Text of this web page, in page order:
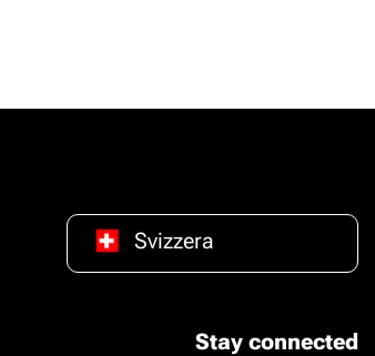
Svizzera
Stay connected